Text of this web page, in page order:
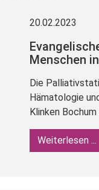
20.02.2023
Menschen
Die
Hämatologie
Klinken
Weiterlesen ...